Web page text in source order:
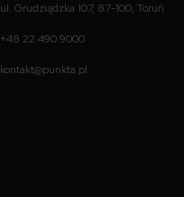
ul. Grudziądzka 107, 87-100, Toruń
+48 22 490 9000
kontakt@punkta.pl